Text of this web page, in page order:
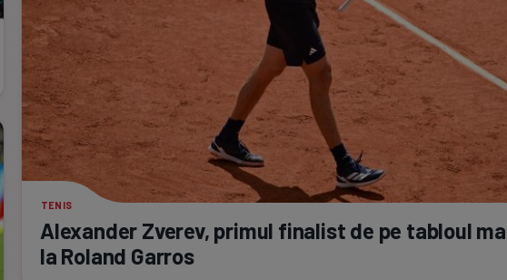
TENIS
Alexander Zverev, primul finalist de pe tabloul
la Roland Garros